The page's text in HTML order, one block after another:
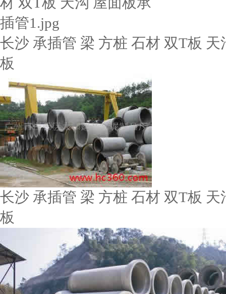
长沙 承插管 梁 方桩 石材 双T板
板
长沙 承插管 梁 方桩 石材 双T板
板